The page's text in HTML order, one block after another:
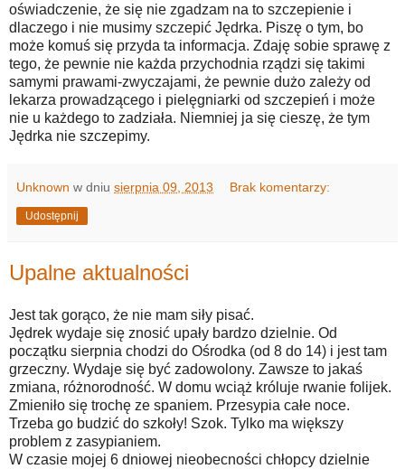
oświadczenie, że się nie zgadzam na to szczepienie i
dlaczego i nie musimy szczepić Jędrka. Piszę o tym, bo
może komuś się przyda ta informacja. Zdaję sobie sprawę z
tego, że pewnie nie każda przychodnia rządzi się takimi
samymi prawami-zwyczajami, że pewnie dużo zależy od
lekarza prowadzącego i pielęgniarki od szczepień i może
nie u każdego to zadziała. Niemniej ja się cieszę, że tym
Jędrka nie szczepimy.
Unknown w dniu sierpnia 09, 2013 Brak komentarzy:
Udostępnij
Upalne aktualności
Jest tak gorąco, że nie mam siły pisać.
Jędrek wydaje się znosić upały bardzo dzielnie. Od
początku sierpnia chodzi do Ośrodka (od 8 do 14) i jest tam
grzeczny. Wydaje się być zadowolony. Zawsze to jakaś
zmiana, różnorodność. W domu wciąż króluje rwanie folijek.
Zmieniło się trochę ze spaniem. Przesypia całe noce.
Trzeba go budzić do szkoły! Szok. Tylko ma większy
problem z zasypianiem.
W czasie mojej 6 dniowej nieobecności chłopcy dzielnie